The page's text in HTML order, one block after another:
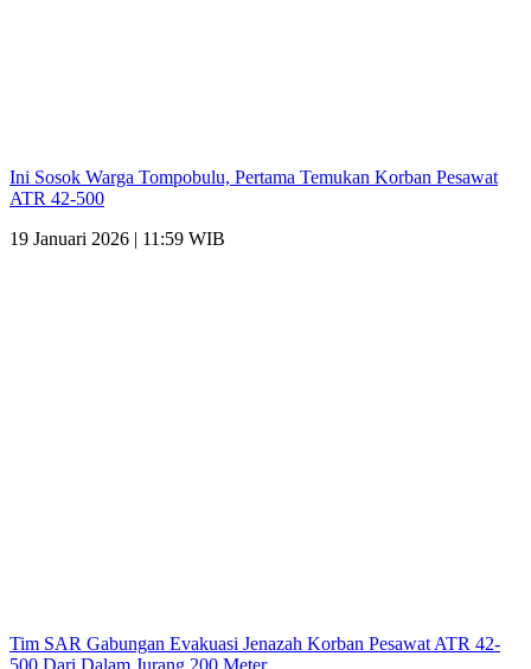
Ini Sosok Warga Tompobulu, Pertama Temukan Korban Pesawat
ATR 42-500
19 Januari 2026 | 11:59 WIB
Tim SAR Gabungan Evakuasi Jenazah Korban Pesawat ATR 42-